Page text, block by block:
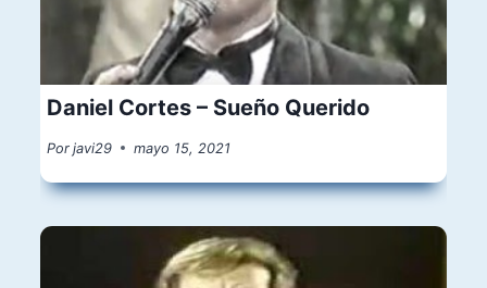
Daniel Cortes – Sueño Querido
Por javi29 mayo 15, 2021